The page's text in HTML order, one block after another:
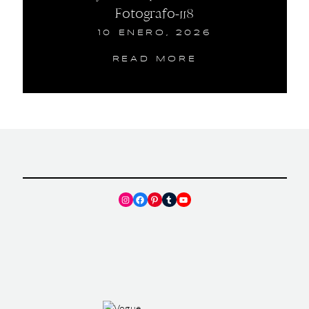
Fotografo-118
10 ENERO, 2026
READ MORE
Instagram
Facebook
Pinterest
TumblrYouTube